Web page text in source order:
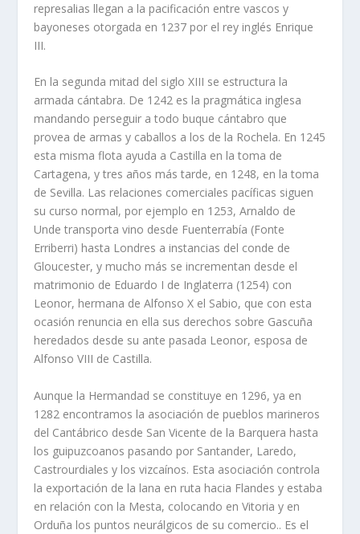
represalias llegan a la pacificación entre vascos y
bayoneses otorgada en 1237 por el rey inglés Enrique
III.
En la segunda mitad del siglo XIII se estructura la
armada cántabra. De 1242 es la pragmática inglesa
mandando perseguir a todo buque cántabro que
provea de armas y caballos a los de la Rochela. En 1245
esta misma flota ayuda a Castilla en la toma de
Cartagena, y tres años más tarde, en 1248, en la toma
de Sevilla. Las relaciones comerciales pací­ficas siguen
su curso normal, por ejemplo en 1253, Arnaldo de
Unde transporta vino desde Fuenterrabí­a (Fonte
Erriberri) hasta Londres a instancias del conde de
Gloucester, y mucho más se incrementan desde el
matrimonio de Eduardo I de Inglaterra (1254) con
Leonor, hermana de Alfonso X el Sabio, que con esta
ocasión renuncia en ella sus derechos sobre Gascuña
heredados desde su ante pasada Leonor, esposa de
Alfonso VIII de Castilla.
Aunque la Hermandad se constituye en 1296, ya en
1282 encontramos la asociación de pueblos marineros
del Cantábrico desde San Vicente de la Barquera hasta
los guipuzcoanos pasando por Santander, Laredo,
Castrourdiales y los vizcaí­nos. Esta asociación controla
la exportación de la lana en ruta hacia Flandes y estaba
en relación con la Mesta, colocando en Vitoria y en
Orduña los puntos neurálgicos de su comercio.. Es el